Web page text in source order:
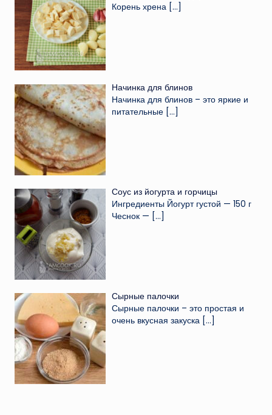
Корень хрена […]
Начинка для блинов
Начинка для блинов – это яркие и
питательные […]
Соус из йогурта и горчицы
Ингредиенты Йогурт густой — 150 г
Чеснок — […]
Сырные палочки
Сырные палочки – это простая и
очень вкусная закуска […]